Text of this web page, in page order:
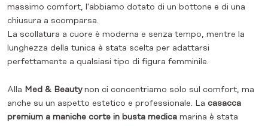
massimo comfort, l'abbiamo dotato di un bottone e di una
chiusura a scomparsa.
La scollatura a cuore è moderna e senza tempo, mentre la
lunghezza della tunica è stata scelta per adattarsi
perfettamente a qualsiasi tipo di figura femminile.
Alla Med & Beautynon ci concentriamo solo sul comfort, ma
anche su un aspetto estetico e professionale. La casacca
premium a maniche corte in busta medica marina è stata